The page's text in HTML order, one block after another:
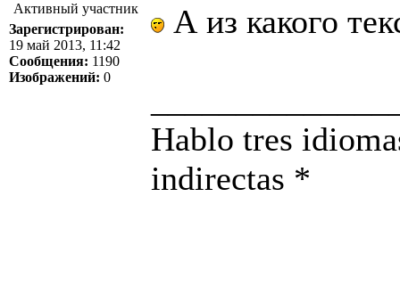
Активный участник
Зарегистрирован:
19 май 2013, 11:42
Сообщения: 1190
Изображений: 0
А из какого
Hablo tres
indirectas *